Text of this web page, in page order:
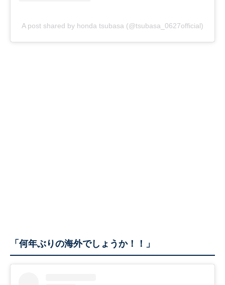
A post shared by honda tsubasa (@tsubasa_0627official)
「何年ぶりの海外でしょうか！！」